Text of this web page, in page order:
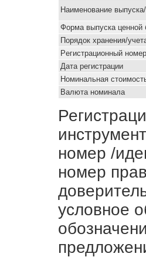
Наименование
Форма выпуска ценной
Порядок хранения/
Pегистрационный номер
Дата регистрации
Номинальная
Валюта номинала
номер /
номер
условное